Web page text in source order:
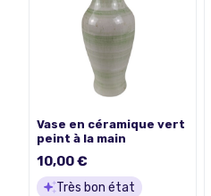
Vase en céramique vert
peint à la main
10,00 €
Très bon état